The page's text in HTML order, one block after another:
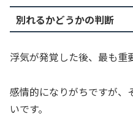
別れるかどうかの判断
浮気が発覚した後、最も重
感情的になりがちですが、
いです。